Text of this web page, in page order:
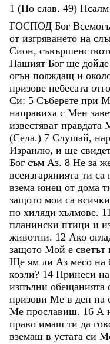
1 (По слав. 49) Псалм
ГОСПОД Бог
от изгряването на
Сион,
Нашият Бог ще дойде
огън пояждащ и
призове небесата
Си: 5 Съберете при
направиха с Мен
известяват правдата
(Села.) 7 Слушай,
Израилю, и ще
Бог съм Аз. 8 Не за
всеизгарянията ти са
взема юнец от дома
защото мои са всички
по хиляди хълмове. 11
планински птици и
животни. 12 Ако
защото Мой е светът
Ще ям ли Аз месо на
козли? 14 Принеси на
изпълни обещанията
призови Ме в ден на
Ме прославиш. 16 А
право имаш ти да
вземаш в устата си